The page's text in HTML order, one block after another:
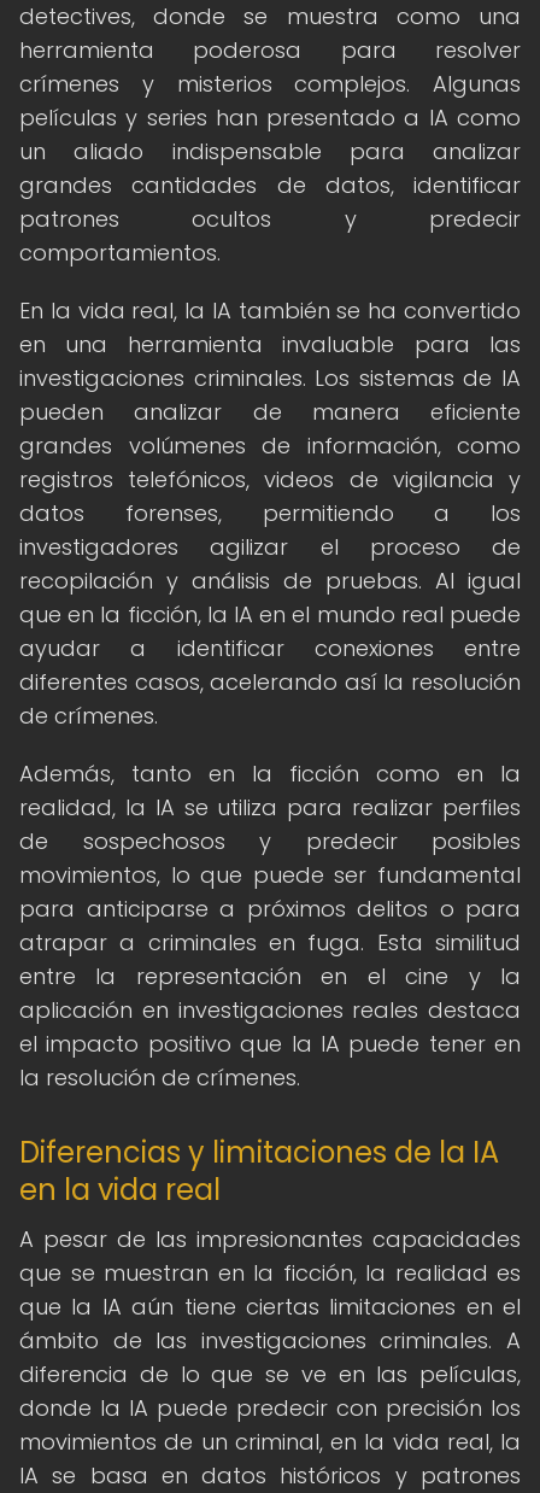
detectives, donde se muestra como una
herramienta poderosa para resolver
crímenes y misterios complejos. Algunas
películas y series han presentado a IA como
un aliado indispensable para analizar
grandes cantidades de datos, identificar
patrones ocultos y predecir
comportamientos.
En la vida real, la IA también se ha convertido
en una herramienta invaluable para las
investigaciones criminales. Los sistemas de IA
pueden analizar de manera eficiente
grandes volúmenes de información, como
registros telefónicos, videos de vigilancia y
datos forenses, permitiendo a los
investigadores agilizar el proceso de
recopilación y análisis de pruebas. Al igual
que en la ficción, la IA en el mundo real puede
ayudar a identificar conexiones entre
diferentes casos, acelerando así la resolución
de crímenes.
Además, tanto en la ficción como en la
realidad, la IA se utiliza para realizar perfiles
de sospechosos y predecir posibles
movimientos, lo que puede ser fundamental
para anticiparse a próximos delitos o para
atrapar a criminales en fuga. Esta similitud
entre la representación en el cine y la
aplicación en investigaciones reales destaca
el impacto positivo que la IA puede tener en
la resolución de crímenes.
Diferencias y limitaciones de la IA
en la vida real
A pesar de las impresionantes capacidades
que se muestran en la ficción, la realidad es
que la IA aún tiene ciertas limitaciones en el
ámbito de las investigaciones criminales. A
diferencia de lo que se ve en las películas,
donde la IA puede predecir con precisión los
movimientos de un criminal, en la vida real, la
IA se basa en datos históricos y patrones